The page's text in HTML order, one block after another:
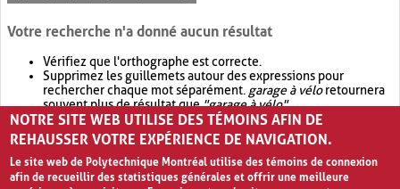
Votre recherche n'a donné aucun résultat
Vérifiez que l'orthographe est correcte.
Supprimez les guillemets autour des expressions pour
rechercher chaque mot séparément. garage à véloretournera
souvent plus de résultat que"garage à vélo".
Envisagez d'élargir votre recherche avec OR.garage OR vélo
retournera souvent plus de résultat quegarage à vélo
NOTRE SITE WEB UTILISE DES TÉMOINS AFIN DE
REHAUSSER VOTRE EXPÉRIENCE DE NAVIGATION.
Le site web de Polytechnique Montréal utilise des témoins de connexion
afin de recueillir des statistiques générales et offrir une meilleure